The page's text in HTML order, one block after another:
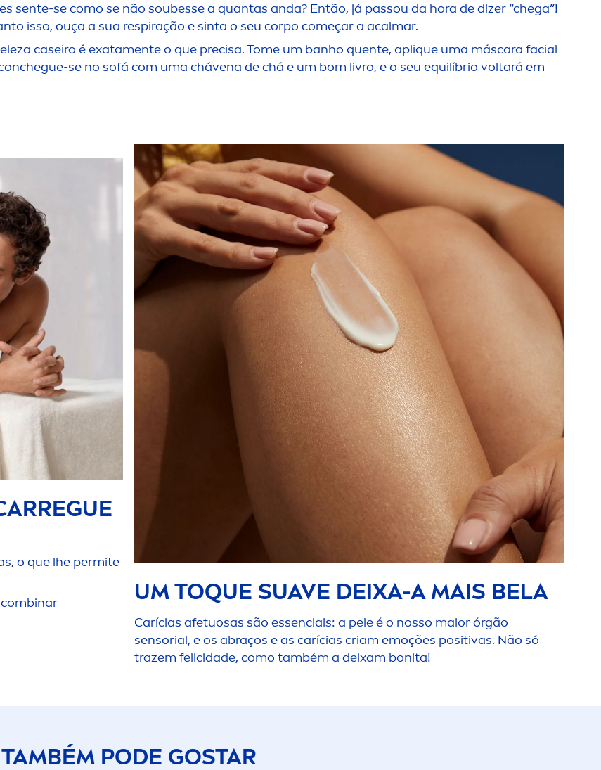
sente-se como se não soubesse a quantas anda? Então, já passou da hora de dizer “chega”!
isso, ouça a sua respiração e sinta o seu corpo começar a acalmar.
caseiro é exatamente o que precisa. Tome um banho quente, aplique uma máscara facial
se no sofá com uma chávena de chá e um bom livro, e o seu equilíbrio voltará em
o que lhe permite
UM TOQUE SUAVE DEIXA-A MAIS BELA
Carícias afetuosas são essenciais: a pele é o nosso maior órgão
sensorial, e os abraços e as carícias criam emoções positivas. Não só
trazem felicidade, como também a deixam bonita!
TAMBÉM PODE GOSTAR